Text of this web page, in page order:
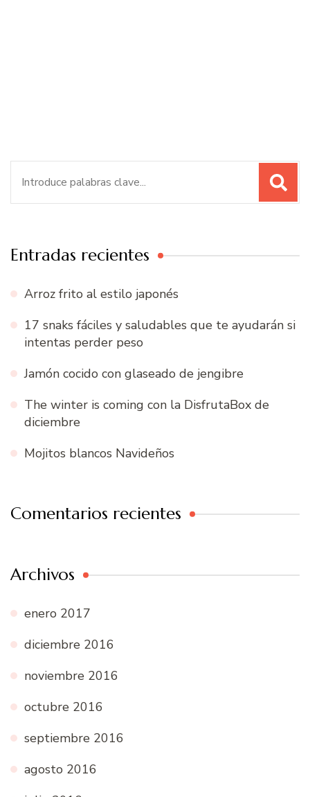
Entradas recientes
Arroz frito al estilo japonés
17 snaks fáciles y saludables que te ayudarán si
intentas perder peso
Jamón cocido con glaseado de jengibre
The winter is coming con la DisfrutaBox de
diciembre
Mojitos blancos Navideños
Comentarios recientes
Archivos
enero 2017
diciembre 2016
noviembre 2016
octubre 2016
septiembre 2016
agosto 2016